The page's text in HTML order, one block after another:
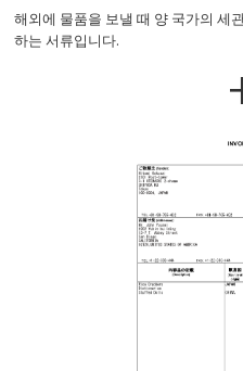
해외에 물품을 보낼 때 양 국가의 세
하는 서류입니다.